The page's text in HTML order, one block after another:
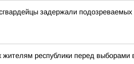
задержали подозреваемых
жителям республики перед выборами